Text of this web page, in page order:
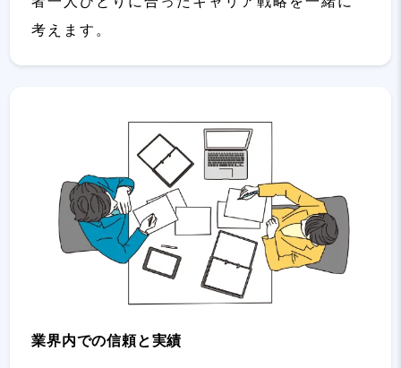
考えます。
業界内での信頼と実績